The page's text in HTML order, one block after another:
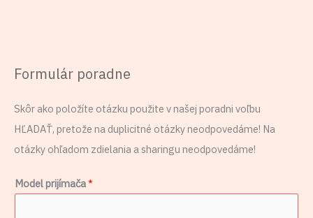
Formulár poradne
Skôr ako položíte otázku použite v našej poradni voľbu
HĽADAŤ, pretože na duplicitné otázky neodpovedáme! Na
otázky ohľadom zdielania a sharingu neodpovedáme!
Model prijímača*